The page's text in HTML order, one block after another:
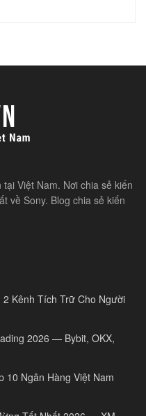
Việt Nam. Nơi chia sẻ kiến
về Sony. Blog chia sẻ kiến
Kênh Tích Trữ Cho Người
2026 — Bybit, OKX,
10 Ngân Hàng Việt Nam